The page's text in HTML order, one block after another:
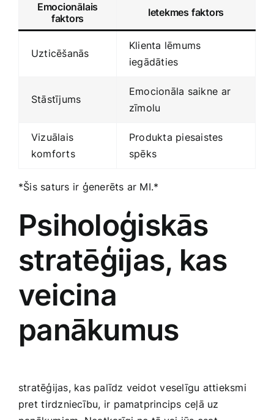
Emocionālais
faktors
Ietekmes faktors
Uzticēšanās
Klienta lēmums
iegādāties
Stāstījums
Emocionāla saikne⁣ ar
zīmolu
Vizuālais
komforts
Produkta piesaistes
spēks
*Šis saturs ‌ir ģenerēts ar MI.*
Psiholoģiskās
stratēģijas, kas
veicina
panākumus
stratēģijas, kas palīdz veidot veselīgu attieksmi
pret ⁤tirdzniecību, ir pamatprincips ceļā uz